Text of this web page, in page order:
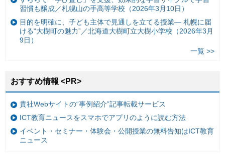
習慣も醸成／札幌山の手高等学校（2026年3月10日）
目的を明確に、子ども主体で見通しを立てる授業— 札幌に届
ける“大樹町の魅力”／北海道大樹町立大樹小学校（2026年3月
9日）
一覧 >>
おすすめ情報 <PR>
貴社Webサイトの“事例紹介”記事転載サービス
ICT教育ニュースをスマホでアプリのように読む方法
イベント・セミナー・体験会・公開授業の無料告知はICT教育
ニュース